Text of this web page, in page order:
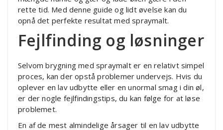
rette tid. Med denne guide og lidt øvelse kan du
opnå det perfekte resultat med spraymalt.
Fejlfinding og løsninger
Selvom brygning med spraymalt er en relativt simpel
proces, kan der opstå problemer undervejs. Hvis du
oplever en lav udbytte eller en unormal smag i din øl,
er der nogle fejlfindingstips, du kan følge for at løse
problemet.
En af de mest almindelige årsager til en lav udbytte